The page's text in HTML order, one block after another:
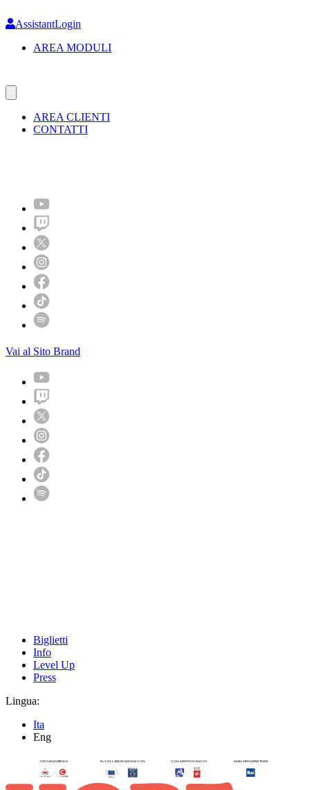
to
content
AssistantLogin
AREA MODULI
AREA CLIENTI
CONTATTI
Vai al Sito Brand
Biglietti
Info
Level Up
Press
Lingua:
Ita
Eng